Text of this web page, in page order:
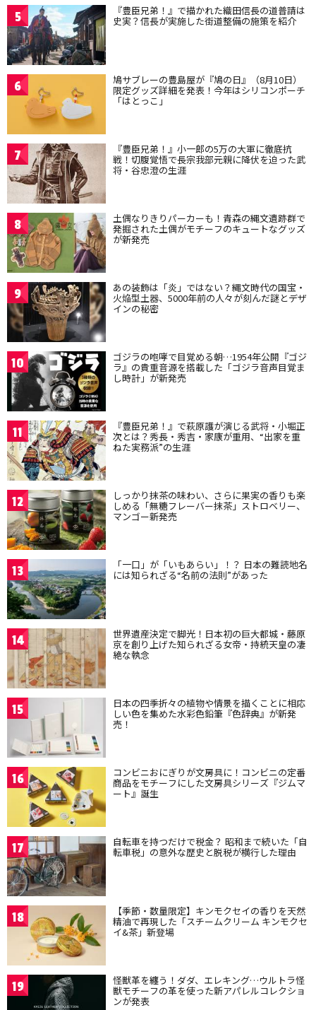
5 『豊臣兄弟！』で描かれた織田信長の道普請は
史実？信長が実施した街道整備の施策を紹介
6 鳩サブレーの豊島屋が『鳩の日』（8月10日）
限定グッズ詳細を発表！今年はシリコンポーチ
「はとっこ」
7 『豊臣兄弟！』小一郎の5万の大軍に徹底抗
戦！切腹覚悟で長宗我部元親に降伏を迫った武
将・谷忠澄の生涯
8 土偶なりきりパーカーも！青森の縄文遺跡群で
発掘された土偶がモチーフのキュートなグッズ
が新発売
9 あの装飾は「炎」ではない？縄文時代の国宝・
火焔型土器、5000年前の人々が刻んだ謎とデザ
インの秘密
10 ゴジラの咆哮で目覚める朝…1954年公開『ゴジ
ラ』の貴重音源を搭載した「ゴジラ音声目覚ま
し時計」が新発売
11 『豊臣兄弟！』で萩原護が演じる武将・小堀正
次とは？秀長・秀吉・家康が重用、“出家を重
ねた実務派”の生涯
12 しっかり抹茶の味わい、さらに果実の香りも楽
しめる「無糖フレーバー抹茶」ストロベリー、
マンゴー新発売
13 「一口」が「いもあらい」！？ 日本の難読地名
には知られざる“名前の法則”があった
14 世界遺産決定で脚光！日本初の巨大都城・藤原
京を創り上げた知られざる女帝・持統天皇の凄
絶な執念
15 日本の四季折々の植物や情景を描くことに相応
しい色を集めた水彩色鉛筆『色辞典』が新発
売！
16 コンビニおにぎりが文房具に！コンビニの定番
商品をモチーフにした文房具シリーズ『ジムマ
ート』誕生
17 自転車を持つだけで税金？ 昭和まで続いた「自
転車税」の意外な歴史と脱税が横行した理由
18 【季節・数量限定】キンモクセイの香りを天然
精油で再現した「スチームクリーム キンモクセ
イ&茶」新登場
19 怪獣革を纏う！ダダ、エレキング…ウルトラ怪
獣モチーフの革を使った新アパレルコレクショ
ンが発表